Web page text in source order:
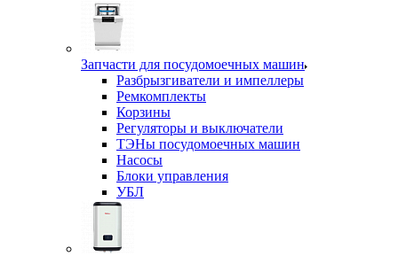
Запчасти для посудомоечных машин
Разбрызгиватели и импеллеры
Ремкомплекты
Корзины
Регуляторы и выключатели
ТЭНы посудомоечных машин
Насосы
Блоки управления
УБЛ